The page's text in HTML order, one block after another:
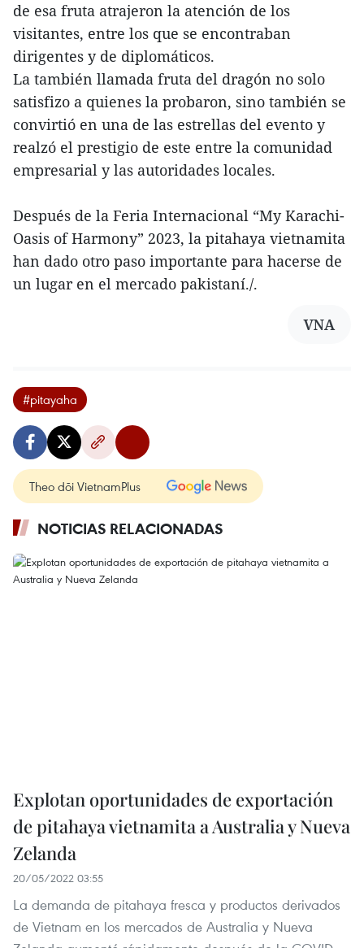
de esa fruta atrajeron la atención de los
visitantes, entre los que se encontraban
dirigentes y de diplomáticos.
La también llamada fruta del dragón no solo
satisfizo a quienes la probaron, sino también se
convirtió en una de las estrellas del evento y
realzó el prestigio de este entre la comunidad
empresarial y las autoridades locales.
Después de la Feria Internacional “My Karachi-
Oasis of Harmony” 2023, la pitahaya vietnamita
han dado otro paso importante para hacerse de
un lugar en el mercado pakistaní./.
VNA
#pitayaha
Theo dõi VietnamPlus
NOTICIAS RELACIONADAS
Explotan oportunidades de exportación
de pitahaya vietnamita a Australia y Nueva
Zelanda
20/05/2022 03:55
La demanda de pitahaya fresca y productos derivados
de Vietnam en los mercados de Australia y Nueva